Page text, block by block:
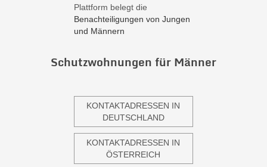
Plattform belegt die
Benachteiligungen von Jungen
und Männern
Schutzwohnungen für Männer
KONTAKTADRESSEN IN
DEUTSCHLAND
KONTAKTADRESSEN IN
ÖSTERREICH